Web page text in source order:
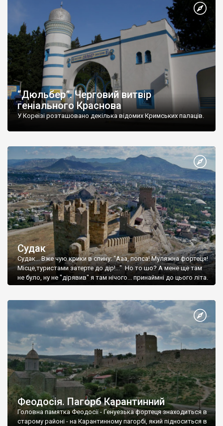
“Дюльбер”. Черговий витвір
геніального Краснова
У Кореїзі розташовано декілька відомих Кримських палаців.
Судак
Судак... Вже чую крики в спину: "Ааа, попса! Муляжна фортеця!
Місце,туристами затерте до дір!..." Но то шо? А мене ще там
не було, ну не "дірявив" я там нічого... принаймні до цього літа.
Феодосія. Пагорб Карантинний
Головна памятка Феодосії - Генуезька фортеця знаходиться в
старому районі - на Карантинному пагорбі, який підноситься в